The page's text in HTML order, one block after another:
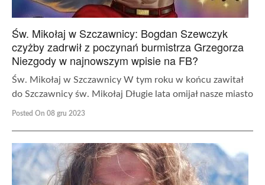
Św. Mikołaj w Szczawnicy: Bogdan Szewczyk
czyżby zadrwił z poczynań burmistrza Grzegorza
Niezgody w najnowszym wpisie na FB?
Św. Mikołaj w Szczawnicy W tym roku w końcu zawitał
do Szczawnicy św. Mikołaj Długie lata omijał nasze miasto
Posted On 08 gru 2023